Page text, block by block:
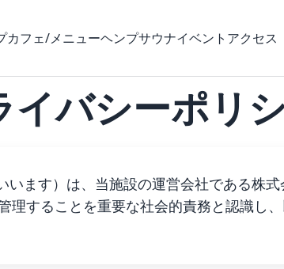
カフェ/メニューヘンプサウナイベント アクセス
イバシーポリ
います）は、当施設の運営会社である株
理することを重要な社会的責務と認識し